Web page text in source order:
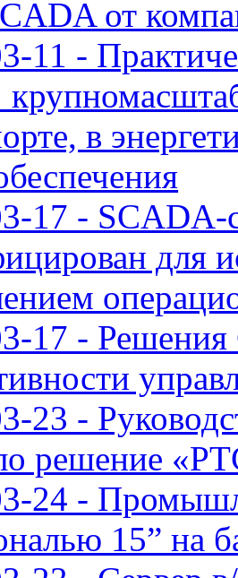
от
11 -
в
17 - SCADA-
для
17 -
23 -
решение
24 -
15” на